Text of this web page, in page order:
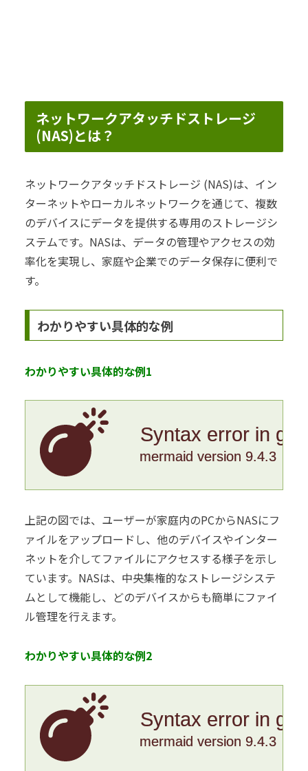
ネットワークアタッチドストレージ
(NAS)とは？
ネットワークアタッチドストレージ (NAS)は、イン
ターネットやローカルネットワークを通じて、複数
のデバイスにデータを提供する専用のストレージシ
ステムです。NASは、データの管理やアクセスの効
率化を実現し、家庭や企業でのデータ保存に便利で
す。
わかりやすい具体的な例
わかりやすい具体的な例1
Syntax error in
mermaid version 9.4.3
上記の図では、ユーザーが家庭内のPCからNASにフ
ァイルをアップロードし、他のデバイスやインター
ネットを介してファイルにアクセスする様子を示し
ています。NASは、中央集権的なストレージシステ
ムとして機能し、どのデバイスからも簡単にファイ
ル管理を行えます。
わかりやすい具体的な例2
Syntax error in
mermaid version 9.4.3